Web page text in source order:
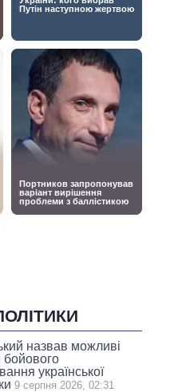
назвав можливі
бойового
української
9 серпня 2026, 02:31